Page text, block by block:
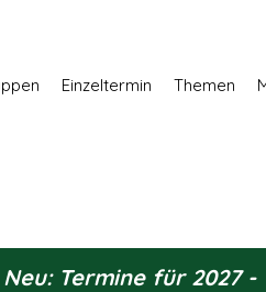
Einzeltermin Themen
Termine für 2027 -